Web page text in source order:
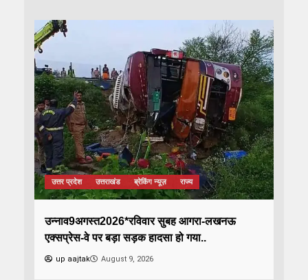
उत्तर प्रदेश उत्तराखंड ब्रेकिंग न्यूज़ राज्य
उन्नाव9अगस्त2026*रविवार सुबह आगरा-लखनऊ
एक्सप्रेस-वे पर बड़ा सड़क हादसा हो गया..
up aajtak August 9, 2026